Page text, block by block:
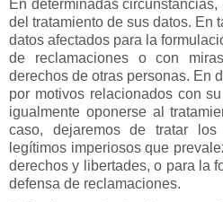
En determinadas
del tratamiento de sus datos. En
datos afectados para la
de reclamaciones o con
derechos de otras personas. En
por motivos relacionados con
igualmente oponerse al
caso, dejaremos de tratar
legítimos imperiosos que
derechos y libertades, o para la
defensa de reclamaciones.